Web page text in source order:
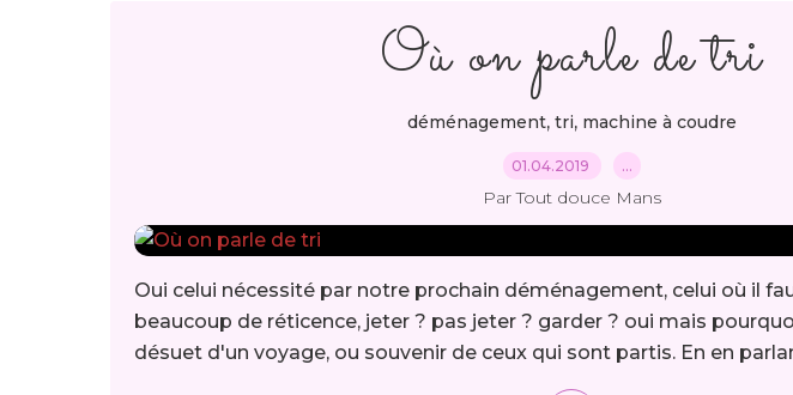
Où on parle de tri
déménagement, tri, machine à coudre
01.04.2019 …
Par Tout douce Mans
Oui celui nécessité par notre prochain déménagement, celui où il
beaucoup de réticence, jeter ? pas jeter ? garder ? oui mais
désuet d'un voyage, ou souvenir de ceux qui sont partis. En en